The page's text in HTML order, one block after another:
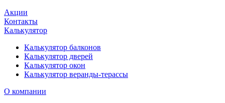
Акции
Контакты
Калькулятор
Калькулятор балконов
Калькулятор дверей
Калькулятор окон
Калькулятор веранды-терассы
О компании